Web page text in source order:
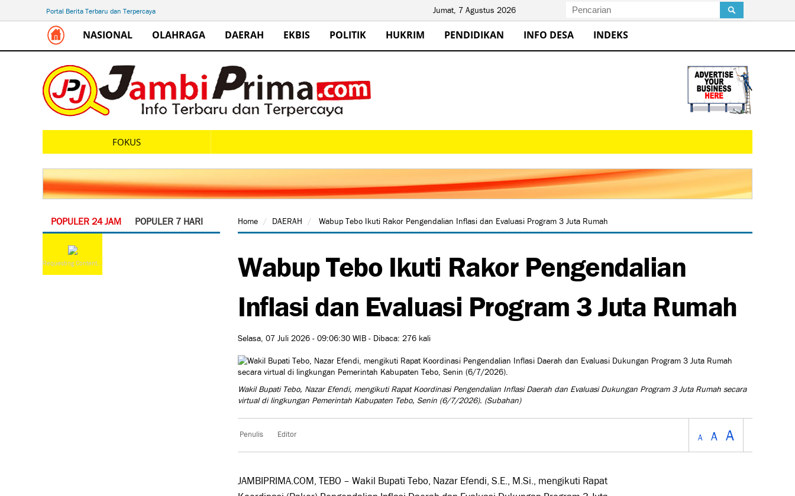
Portal Berita Terbaru dan Terpercaya Jumat, 7 Agustus 2026
NASIONAL OLAHRAGA DAERAH EKBIS POLITIK HUKRIM PENDIDIKAN INFO DESA INDEKS
FOKUS
POPULER 24 JAM POPULER 7 HARI
Requesting Content...
Home DAERAH Wabup Tebo Ikuti Rakor Pengendalian Inflasi dan Evaluasi Program 3 Juta Rumah
Wabup Tebo Ikuti Rakor Pengendalian
Inflasi dan Evaluasi Program 3 Juta Rumah
Selasa, 07 Juli 2026 - 09:06:30 WIB - Dibaca: 276 kali
Wakil Bupati Tebo, Nazar Efendi, mengikuti Rapat Koordinasi Pengendalian Inflasi Daerah dan Evaluasi Dukungan Program 3 Juta Rumah secara
virtual di lingkungan Pemerintah Kabupaten Tebo, Senin (6/7/2026). (Subahan)
Penulis Editor A A A
JAMBIPRIMA.COM, TEBO – Wakil Bupati Tebo, Nazar Efendi, S.E., M.Si., mengikuti Rapat